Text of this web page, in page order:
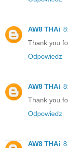
AW8 THAi
Thank you
Odpowiedz
AW8 THAi
Thank you
Odpowiedz
AW8 THAi